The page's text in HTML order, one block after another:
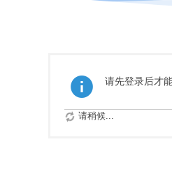
请先登录后才
请稍候...